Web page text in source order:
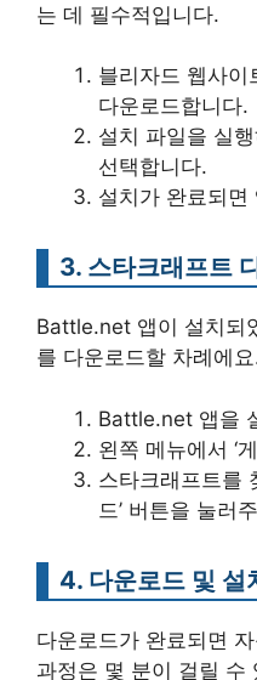
는 데 필수적입니다.
블리자드 웹사
다운로드합니다.
설치 파일을 실
선택합니다.
설치가 완료되면
3. 스타크래프트
Battle.net 앱이 설치되
를 다운로드할 차례에
Battle.net 앱을
왼쪽 메뉴에서 ‘
스타크래프트를
드’ 버튼을 눌러
4. 다운로드 및 설
다운로드가 완료되면
과정은 몇 분이 걸릴 수